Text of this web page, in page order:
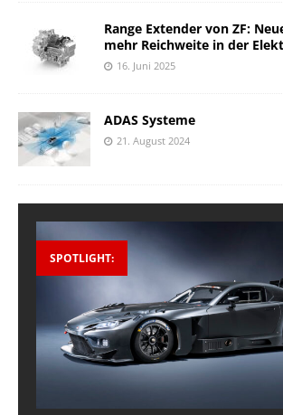
Range Extender von ZF:
mehr Reichweite in der
16. Juni 2025
ADAS Systeme
21. August 2024
SPOTLIGHT: